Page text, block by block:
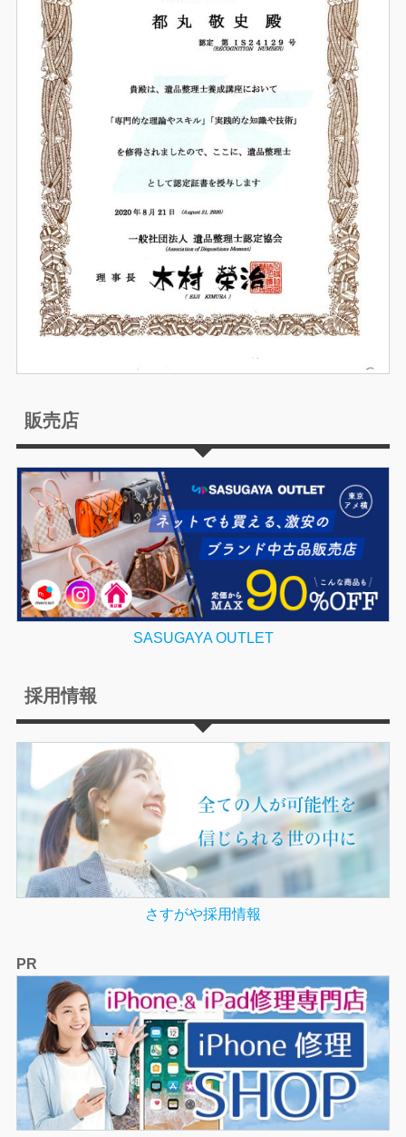
販売店
SASUGAYA OUTLET
採用情報
さすがや採用情報
PR